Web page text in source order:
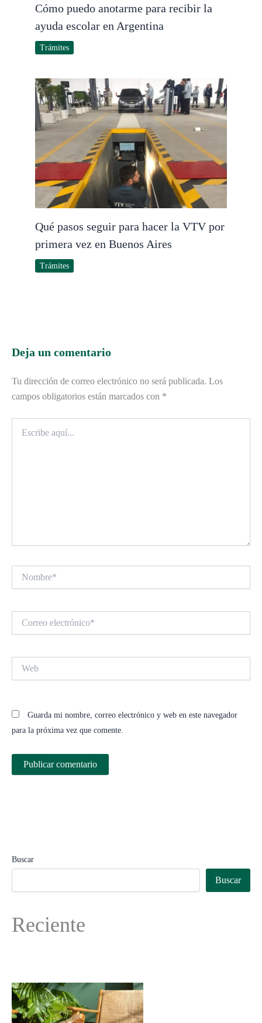
Cómo puedo anotarme para recibir la
ayuda escolar en Argentina
Trámites
Qué pasos seguir para hacer la VTV por
primera vez en Buenos Aires
Trámites
Deja un comentario
Tu dirección de correo electrónico no será publicada. Los
campos obligatorios están marcados con *
aquí...
electrónico*
Guarda mi nombre, correo electrónico y web en este navegador
para la próxima vez que comente.
Buscar
Buscar
Reciente